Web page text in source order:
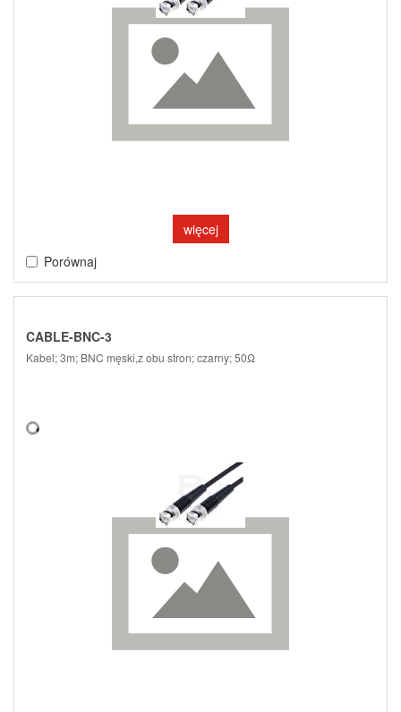
więcej
Porównaj
CABLE-BNC-3
Kabel; 3m; BNC męski,z obu stron; czarny; 50Ω